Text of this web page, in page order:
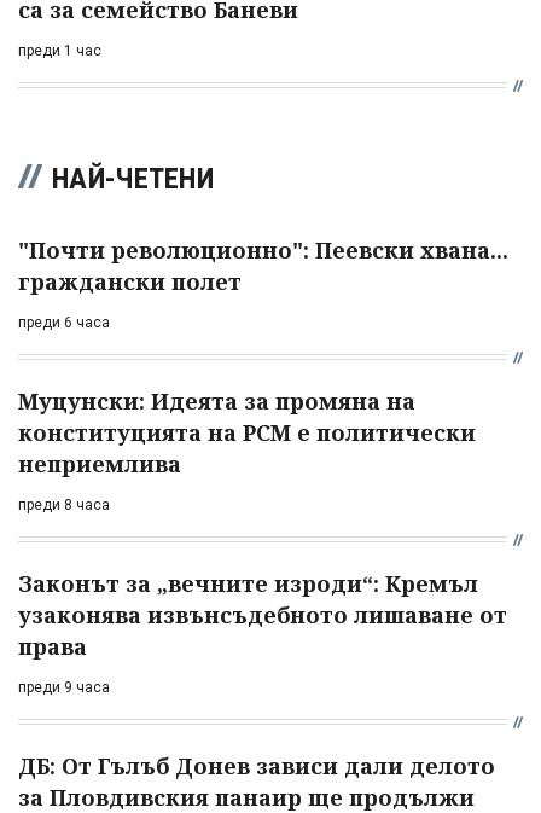
са за семейство Баневи
преди 1 час
НАЙ-ЧЕТЕНИ
"Почти революционно": Пеевски хвана...
граждански полет
преди 6 часа
Муцунски: Идеята за промяна на
конституцията на РСМ е политически
неприемлива
преди 8 часа
Законът за „вечните изроди“: Кремъл
узаконява извънсъдебното лишаване от
права
преди 9 часа
ДБ: От Гълъб Донев зависи дали делото
за Пловдивския панаир ще продължи